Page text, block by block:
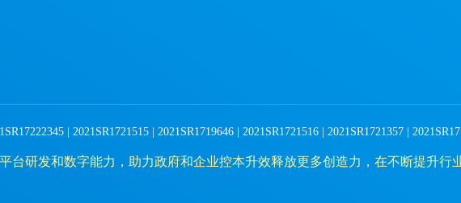
| 2021SR1721515 | 2021SR1719646 | 2021SR1721516 | 2021SR1721357 |
研发和数字能力，助力政府和企业控本升效释放更多创造力，在不断提升行